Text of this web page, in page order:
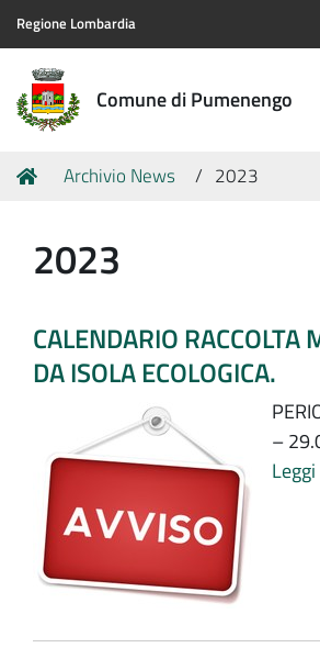
Regione Lombardia
Comune di Pumenengo
Tu
Home
Archivio News 2023
2023
CALENDARIO RACCOLTA
DA ISOLA ECOLOGICA.
–